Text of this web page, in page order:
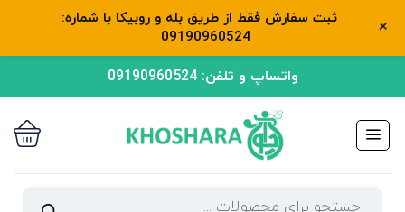
واتساپ و تلفن: 09190960524
محصولات
ثبت سفارش فقط از طریق بله و روبیکا با شماره:
09190960524
+